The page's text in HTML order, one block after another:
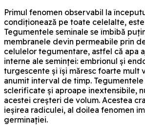
Primul fenomen observabil la
condiţionează pe toate celelalte,
Tegumentele seminale se îmbibă
membranele devin permeabile prin
celulelor tegumentare, astfel că apa
interne ale seminței: embrionul şi
turgescente și își măresc foarte mult
anumit interval de timp. Tegumentele
sclerificate și aproape inextensibile,
acestei creșteri de volum. Acestea
ieșirea radiculei, al doilea fenomen
germinației.